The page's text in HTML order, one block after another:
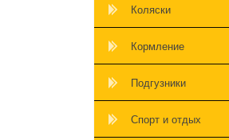
Коляски
Кормление
Подгузники
Спорт и отдых